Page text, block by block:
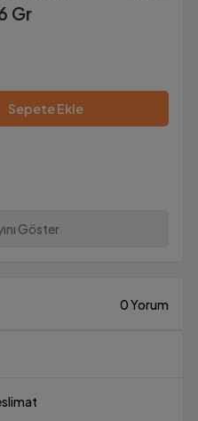
Gr
Sepete Ekle
Göster
0 Yorum